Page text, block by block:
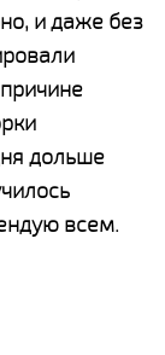
и даже без
дольше
всем.